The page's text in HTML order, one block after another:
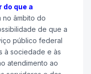
que a
no âmbito do
de que a
público federal
à sociedade e às
atendimento ao